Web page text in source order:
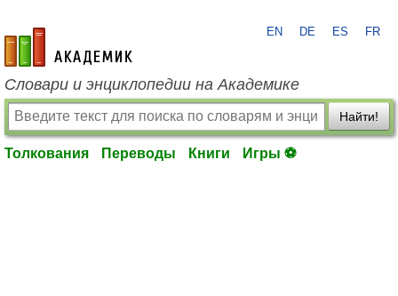
academic.ru
EN DE ES FR
Словари и энциклопедии на Академике
Найти!
Толкования Переводы Книги Игры ⚽